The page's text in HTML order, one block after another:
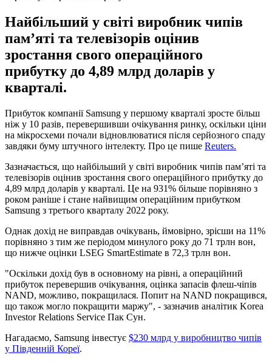
Найбільший у світі виробник чипів
пам’яті та телевізорів оцінив
зростання свого операційного
прибутку до 4,89 млрд доларів у
кварталі.
Прибуток компанії Samsung у першому кварталі зросте більш
ніж у 10 разів, перевершивши очікування ринку, оскільки ціни
на мікросхеми почали відновлюватися після серйозного спаду
завдяки буму штучного інтелекту. Про це пише Reuters.
Зазначається, що найбільший у світі виробник чипів пам’яті та
телевізорів оцінив зростання свого операційного прибутку до
4,89 млрд доларів у кварталі. Це на 931% більше порівняно з
роком раніше і стане найвищим операційним прибутком
Samsung з третього кварталу 2022 року.
Однак дохід не виправдав очікувань, ймовірно, зрісши на 11%
порівняно з тим же періодом минулого року до 71 трлн вон,
що нижче оцінки LSEG SmartEstimate в 72,3 трлн вон.
"Оскільки дохід був в основному на рівні, а операційний
прибуток перевершив очікування, оцінка запасів флеш-чіпів
NAND, можливо, покращилася. Попит на NAND покращився,
що також могло покращити маржу", - зазначив аналітик Korea
Investor Relations Service Пак Сун.
Нагадаємо, Samsung інвестує $230 млрд у виробництво чипів
у Південній Кореї.